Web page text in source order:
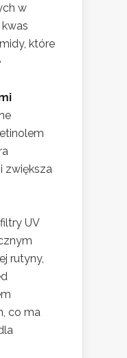
w
kwas
które
zwiększa
UV
rutyny,
co ma